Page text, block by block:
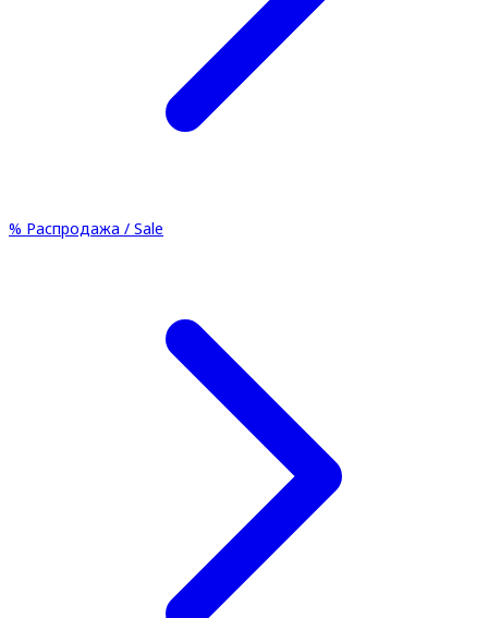
% Распродажа / Sale